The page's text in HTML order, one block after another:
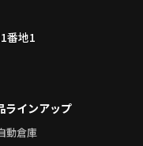
番地1
ラインアップ
動倉庫